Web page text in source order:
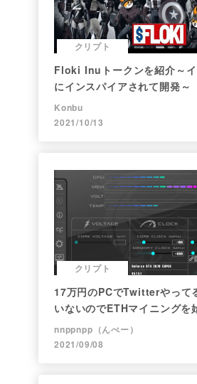
クリプト
Floki Inuトークンを紹介～イ
にインスパイアされて開発～
Konbu
2021/10/13
クリプト
17万円のPCでTwitterやって
いないのでETHマイニングを
nnppnpp（んぺー）
2021/09/08